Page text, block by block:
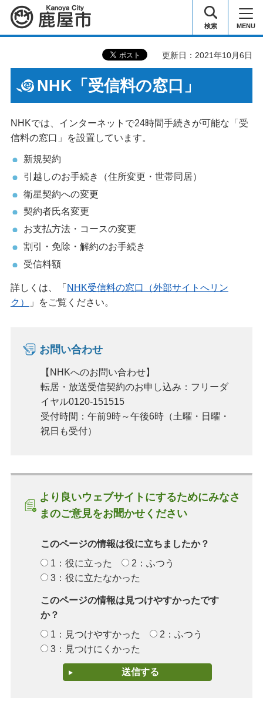
鹿屋市 検索 MENU
更新日：2021年10月6日
NHK「受信料の窓口」
NHKでは、インターネットで24時間手続きが可能な「受
信料の窓口」を設置しています。
新規契約
引越しのお手続き（住所変更・世帯同居）
衛星契約への変更
契約者氏名変更
お支払方法・コースの変更
割引・免除・解約のお手続き
受信料額
詳しくは、「 NHK受信料の窓口（外部サイトへリン
ク）
」をご覧ください。
お問い合わせ
【NHKへのお問い合わせ】
転居・放送受信契約のお申し込み：フリーダ
イヤル0120-151515
受付時間：午前9時～午後6時（土曜・日曜・
祝日も受付）
より良いウェブサイトにするためにみなさ
まのご意見をお聞かせください
このページの情報は役に立ちましたか？
1：役に立った
2：ふつう
3：役に立たなかった
このページの情報は見つけやすかったです
か？
1：見つけやすかった
2：ふつう
3：見つけにくかった